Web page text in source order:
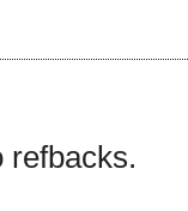
refbacks.